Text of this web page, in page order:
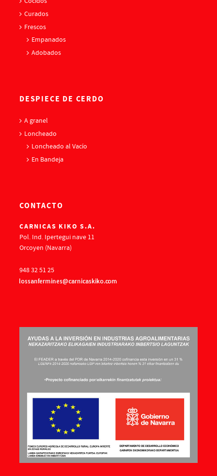
Curados
Frescos
Empanados
Adobados
DESPIECE DE CERDO
A granel
Loncheado
Loncheado al Vacío
En Bandeja
CONTACTO
CARNICAS KIKO S.A.
Pol. Ind. Ipertegui nave 11
Orcoyen (Navarra)
948 32 51 25